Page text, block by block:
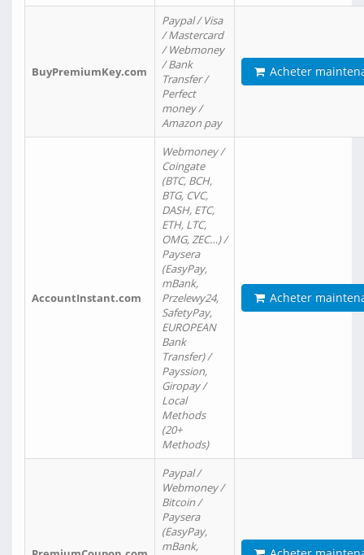
BuyPremiumKey.com
Paypal / Visa
/ Mastercard
/ Webmoney
/ Bank
Transfer /
Perfect
money /
Amazon pay
Acheter
AccountInstant.com
Webmoney /
Coingate
(BTC, BCH,
BTG, CVC,
DASH, ETC,
ETH, LTC,
OMG, ZEC…) /
Paysera
(EasyPay,
mBank,
Przelewy24,
SafetyPay,
EUROPEAN
Bank
Transfer) /
Payssion,
Giropay /
Local
Methods
(20+
Methods)
Acheter
Paypal /
Webmoney /
Bitcoin /
Paysera
(EasyPay,
mBank,